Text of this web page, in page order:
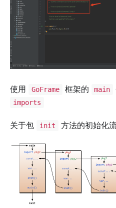
使用 GoFrame 框架的 main
imports
关于包 init 方法的初始化